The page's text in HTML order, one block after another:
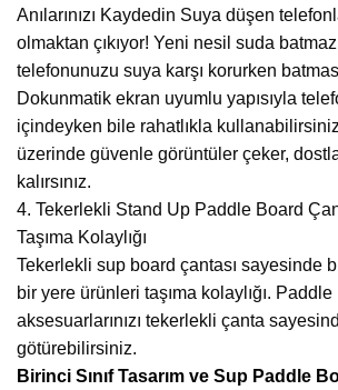
Anılarınızı Kaydedin Suya düşen
olmaktan çıkıyor! Yeni nesil suda batmaz
telefonunuzu suya karşı korurken
Dokunmatik ekran uyumlu yapısıyla
içindeyken bile rahatlıkla
üzerinde güvenle görüntüler çeker,
kalırsınız.
4. Tekerlekli Stand Up Paddle Board
Taşıma Kolaylığı
Tekerlekli sup board çantası sayesinde
bir yere ürünleri taşıma kolaylığı.
aksesuarlarınızı tekerlekli çanta
götürebilirsiniz.
Birinci Sınıf Tasarım ve Sup Paddle